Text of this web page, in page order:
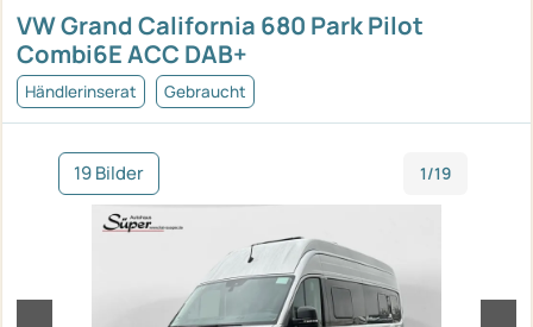
VW Grand California 680 Park Pilot
Combi6E ACC DAB+
Händlerinserat Gebraucht
19 Bilder 1/19